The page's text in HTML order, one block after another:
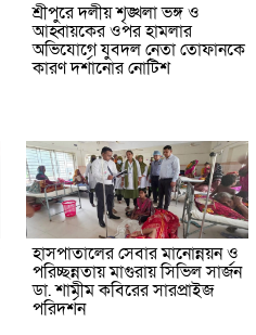
শ্রীপুরে দলীয় শৃঙ্খলা ভঙ্গ ও
আহ্বায়কের ওপর হামলার
অভিযোগে যুবদল নেতা তোফানকে
কারণ দর্শানোর নোটিশ
হাসপাতালের সেবার মানোন্নয়ন ও
পরিচ্ছন্নতায় মাগুরায় সিভিল সার্জন
ডা. শামীম কবিরের সারপ্রাইজ
পরিদর্শন